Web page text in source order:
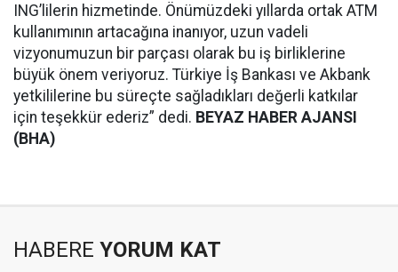
ING’lilerin hizmetinde. Önümüzdeki yıllarda ortak ATM
kullanımının artacağına inanıyor, uzun vadeli
vizyonumuzun bir parçası olarak bu iş birliklerine
büyük önem veriyoruz. Türkiye İş Bankası ve Akbank
yetkililerine bu süreçte sağladıkları değerli katkılar
için teşekkür ederiz” dedi. BEYAZ HABER AJANSI
(BHA)
HABERE YORUM KAT